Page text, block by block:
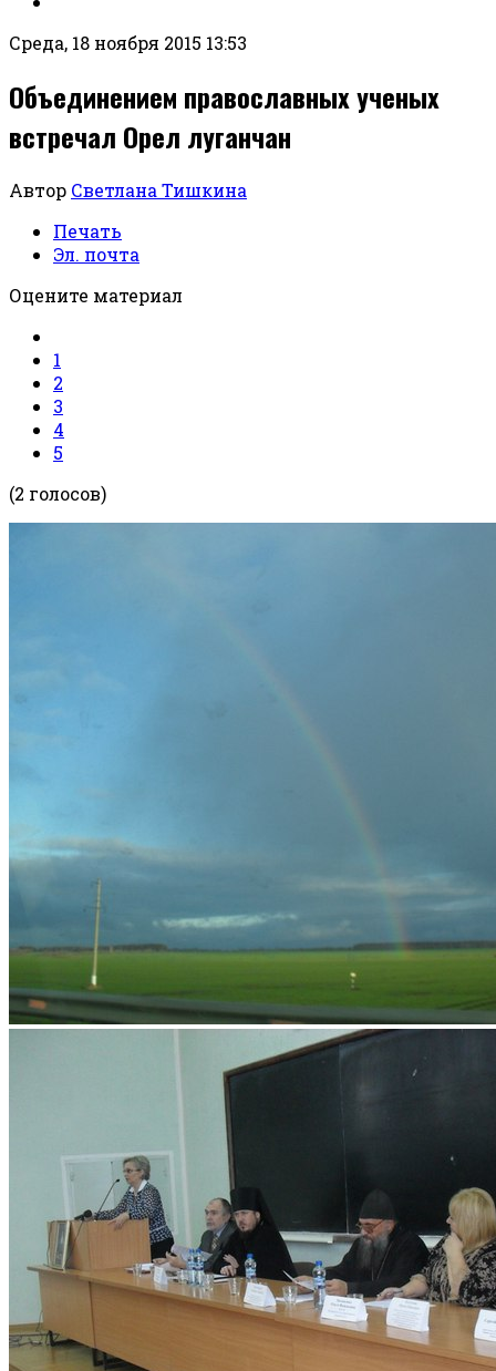
Среда, 18 ноября 2015 13:53
Объединением православных ученых
встречал Орел луганчан
Автор Светлана Тишкина
Печать
Эл. почта
Оцените материал
1
2
3
4
5
(2 голосов)